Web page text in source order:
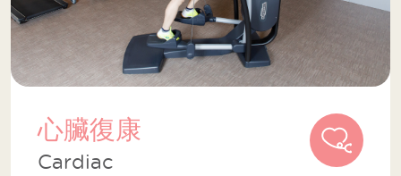
心臟復康
Cardiac